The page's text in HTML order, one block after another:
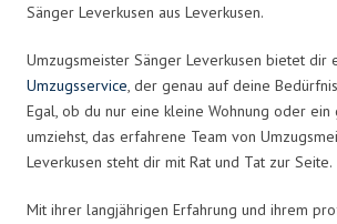
Sänger Leverkusen aus Leverkusen.
Umzugsmeister Sänger Leverkusen bietet dir
Umzugsservice, der genau auf deine
Egal, ob du nur eine kleine Wohnung oder ein
umziehst, das erfahrene Team von
Leverkusen steht dir mit Rat und Tat zur Seite.
Mit ihrer langjährigen Erfahrung und ihrem